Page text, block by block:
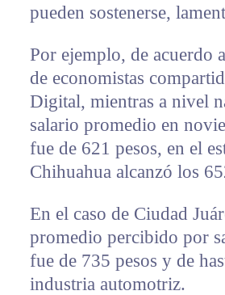
pueden sostenerse,
Por ejemplo, de acuerdo
de economistas
Digital, mientras a nivel
salario promedio en
fue de 621 pesos, en el
Chihuahua alcanzó los
En el caso de Ciudad
promedio percibido por
fue de 735 pesos y de
industria automotriz.